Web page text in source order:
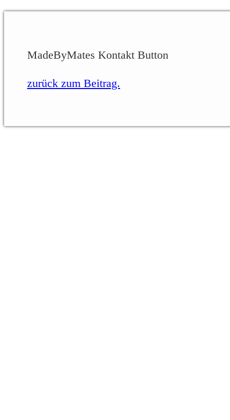
MadeByMates Kontakt Button
zurück zum Beitrag.